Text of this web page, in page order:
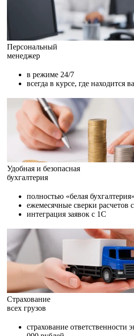
Персональный
менеджер
в режиме 24/7
всегда в курсе, где находится
Удобная и безопасная
бухгалтерия
полностью «белая бухгалтерия»
ежемесячные сверки расчетов
интеграция заявок с 1С
Страхование
всех грузов
страхование ответственности